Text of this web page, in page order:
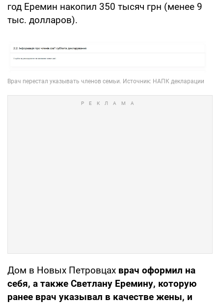
год Еремин накопил 350 тысяч грн (менее 9
тыс. долларов).
Дом в Новых Петровцах врач оформил на
себя, а также Светлану Еремину, которую
ранее врач указывал в качестве жены, и